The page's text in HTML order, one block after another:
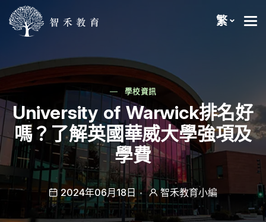
繁
學校資訊
University of Warwick排名好
嗎？了解英國華威大學強項及
學費
2024年06月18日 智禾教育小編